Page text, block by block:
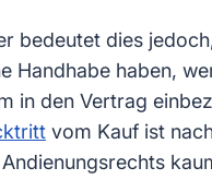
bedeutet dies
Handhabe haben,
in den Vertrag
vom Kauf ist